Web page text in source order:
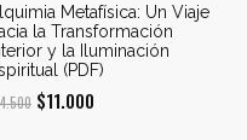
Metafísica: Un Viaje
la Transformación
y la Iluminación
(PDF)
El
$11.000